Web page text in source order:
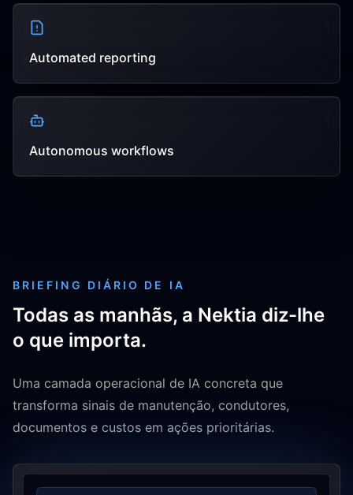
Automated reporting
Autonomous workflows
BRIEFING DIÁRIO DE IA
Todas as manhãs, a Nektia diz-lhe
o que importa.
Uma camada operacional de IA concreta que
transforma sinais de manutenção, condutores,
documentos e custos em ações prioritárias.